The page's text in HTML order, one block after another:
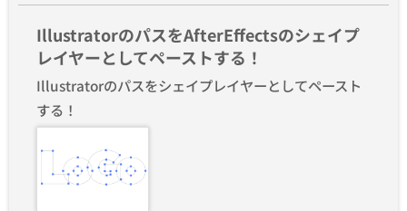
IllustratorのパスをAfterEffectsのシェイプ
レイヤーとしてペーストする！
Illustratorのパスをシェイプレイヤーとしてペースト
する！